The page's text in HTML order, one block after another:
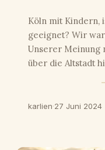
Köln mit Kindern,
geeignet? Wir
Unserer Meinung
über die Altstadt
karlien·27 Juni 2024